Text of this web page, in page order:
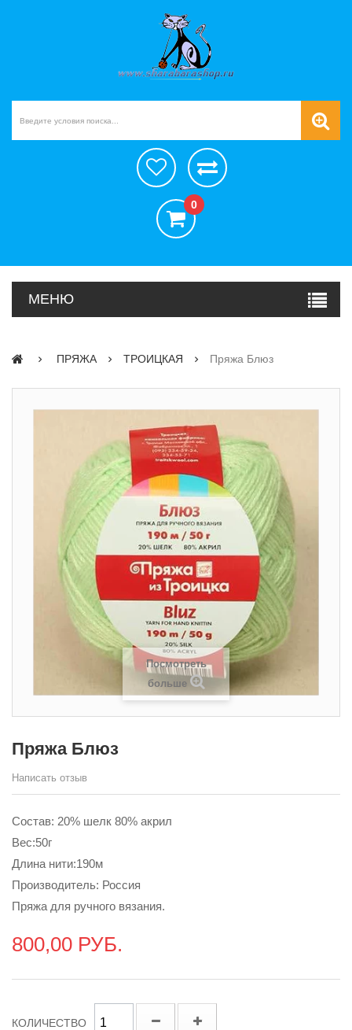
0
МЕНЮ
ПРЯЖА ТРОИЦКАЯ Пряжа Блюз
Посмотреть
больше
Пряжа Блюз
Написать отзыв
Состав: 20% шелк 80% акрил
Вес:50г
Длина нити:190м
Производитель: Россия
Пряжа для ручного вязания.
800,00 РУБ.
КОЛИЧЕСТВО